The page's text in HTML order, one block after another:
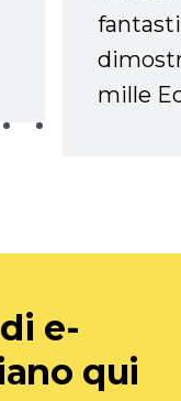
mille
e-
qui